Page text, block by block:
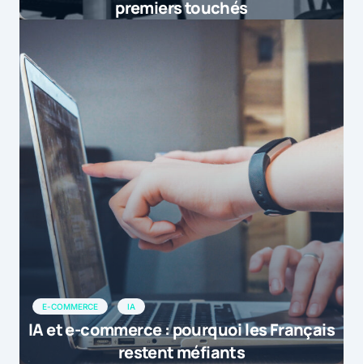
premiers touchés
E-COMMERCE IA
IA et e-commerce : pourquoi les Français
restent méfiants